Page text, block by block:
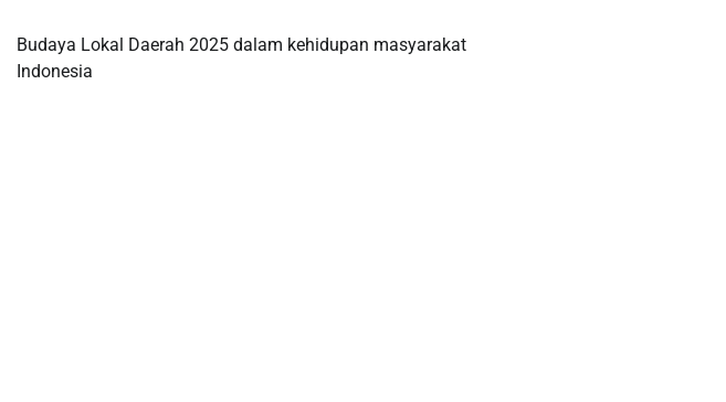
Budaya Lokal Daerah 2025 dalam kehidupan masyarakat
Indonesia